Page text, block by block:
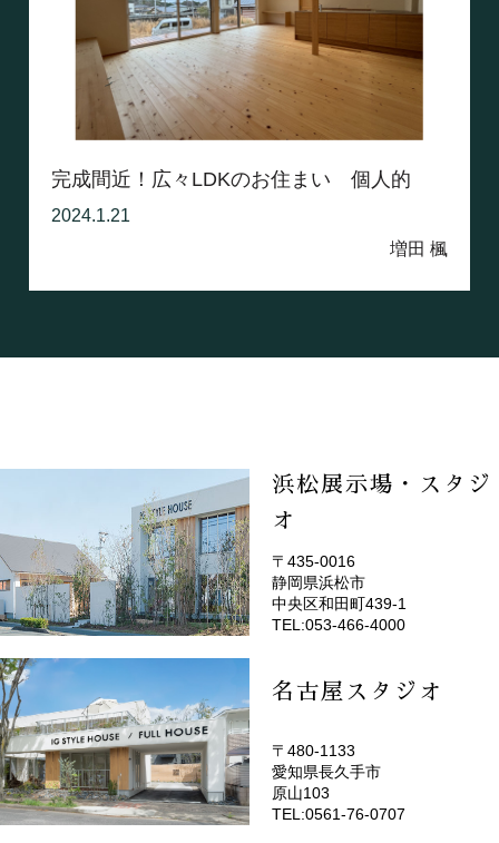
完成間近！広々LDKのお住まい 個人的
な...
2024.1.21
増田 楓
浜松展示場・スタジ
オ
(EMOTOP浜松)
〒435-0016
静岡県浜松市
中央区和田町439-1
TEL:053-466-4000
名古屋スタジオ
(EMOTOP名古屋)
〒480-1133
愛知県長久手市
原山103
TEL:0561-76-0707